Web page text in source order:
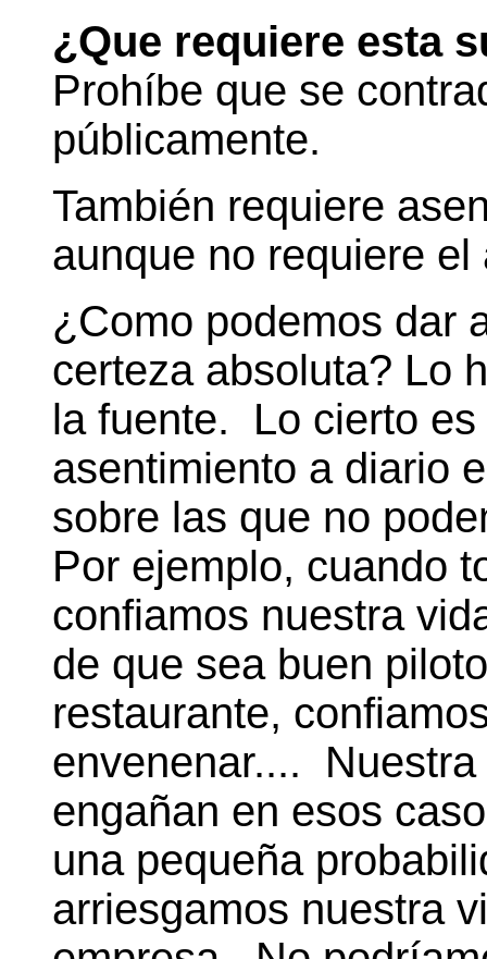
¿Que requiere esta
Prohíbe que se
públicamente.
También requiere
aunque no requiere
¿Como podemos dar
certeza absoluta? Lo
la fuente. Lo cierto
asentimiento a diario
sobre las que no
Por ejemplo, cuando
confiamos nuestra
de que sea buen
restaurante,
envenenar....
engañan en esos
una pequeña
arriesgamos nuestra